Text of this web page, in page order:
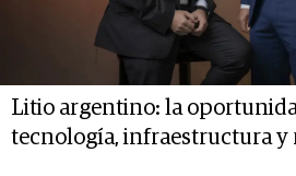
Litio argentino: la
tecnología, infraestructura y